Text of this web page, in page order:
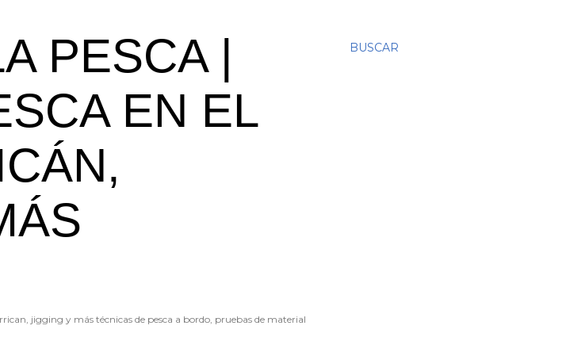
BUSCAR
PESCA |
EN EL
jigging y más técnicas de pesca a bordo, pruebas de material